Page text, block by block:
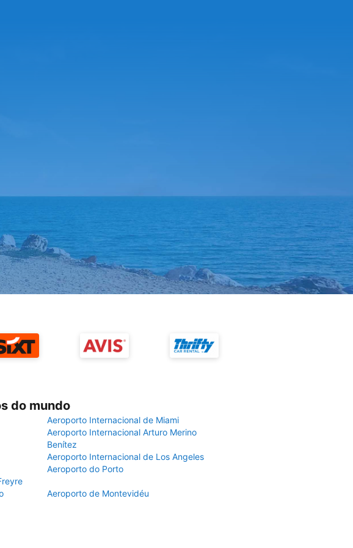
do mundo
Aeroporto Internacional de Miami
Aeroporto Internacional Arturo Merino
Benítez
Aeroporto Internacional de Los Angeles
Aeroporto do Porto
Aeroporto de Montevidéu